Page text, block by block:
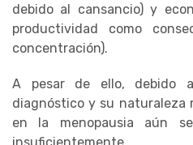
debido al cansancio) y
productividad como
concentración).
A pesar de ello, debido
diagnóstico y su naturaleza
en la menopausia aún
insuficientemente.